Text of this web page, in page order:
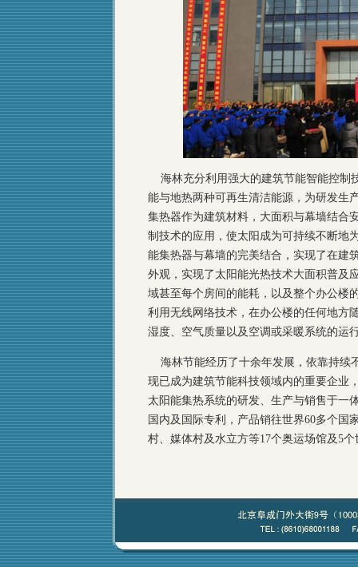
海林充分利用强大的建筑节能智能控制
能与地热两种可再生清洁能源，为研发生
集热器作为建筑材料，大面积与幕墙结合
制技术的应用，使太阳成为可持续不断地
能集热器与幕墙的完美结合，实现了在建
外观，实现了太阳能光热技术大面积普及
域甚至每个房间的能耗，以及整个办公楼
利用无线网络技术，在办公楼的任何地方
湿度、空气质量以及空调或采暖系统的运
海林节能经历了十余年发展，依靠持续
现已成为建筑节能科技领域内的重要企业
太阳能集热系统的研发、生产与销售于一
国内及国际专利，产品销往世界60多个国
村、媒体村及水立方等17个奥运场馆及5